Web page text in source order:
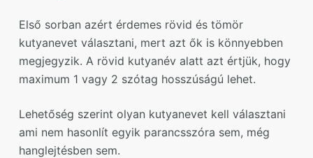
Első sorban azért érdemes rövid és tömör
kutyanevet választani, mert azt ők is könnyebben
megjegyzik. A rövid kutyanév alatt azt értjük, hogy
maximum 1 vagy 2 szótag hosszúságú lehet.
Lehetőség szerint olyan kutyanevet kell választani
ami nem hasonlít egyik parancsszóra sem, még
hanglejtésben sem.